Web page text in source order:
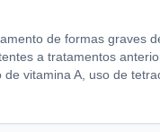
de formas graves
a tratamentos
vitamina A, uso de